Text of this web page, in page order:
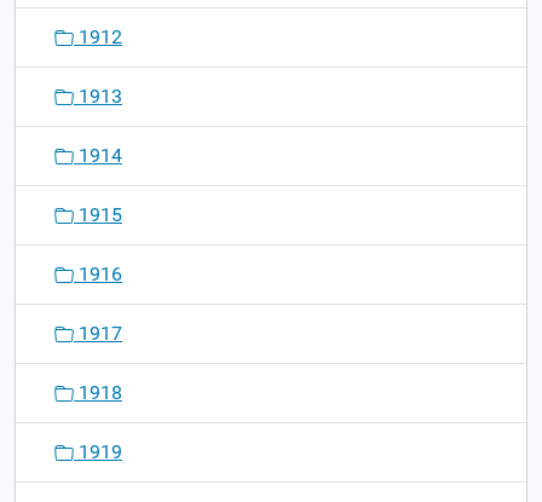
1912
1913
1914
1915
1916
1917
1918
1919